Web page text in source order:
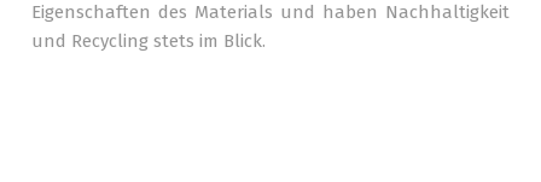
Eigenschaften des Materials und haben Nachhaltigkeit
und Recycling stets im Blick.